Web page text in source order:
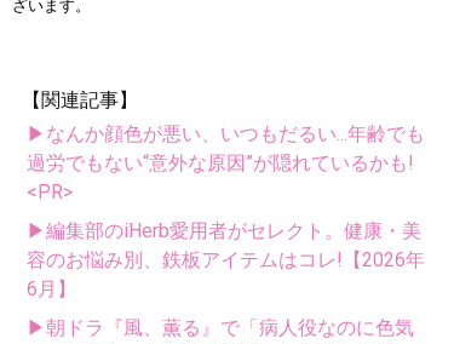
ざいます。
【関連記事】
▶なんか顔色が悪い、いつもだるい...年齢でも
過労でもない“意外な原因”が隠れているかも!
<PR>
▶編集部のiHerb愛用者がセレクト。健康・美
容のお悩み別、鉄板アイテムはコレ!【2026年
6月】
▶朝ドラ『風、薫る』で「病人役なのに色気